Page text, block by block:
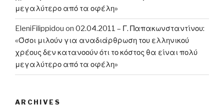
μεγαλύτερο από τα οφέλη»
EleniFilippidou on 02.04.2011 – Γ. Παπακωνσταντίνου:
«Όσοι μιλούν για αναδιάρθρωση του ελληνικού
χρέους δεν κατανοούν ότι το κόστος θα είναι πολύ
μεγαλύτερο από τα οφέλη»
ARCHIVES